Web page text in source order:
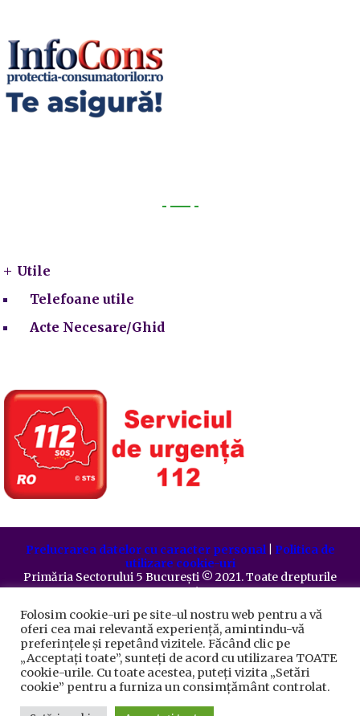
Utile
Telefoane utile
Acte Necesare/Ghid
Prelucrarea datelor cu caracter personal| Politica de
utilizare cookie-uri
Primăria Sectorului 5 București ©️ 2021. Toate drepturile
rezervate.
Folosim cookie-uri pe site-ul nostru web pentru a vă
oferi cea mai relevantă experiență, amintindu-vă
preferințele și repetând vizitele. Făcând clic pe
„Acceptați toate”, sunteți de acord cu utilizarea TOATE
cookie-urile. Cu toate acestea, puteți vizita „Setări
cookie” pentru a furniza un consimțământ controlat.